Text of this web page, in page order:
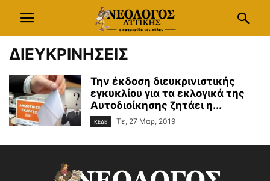
ΔΙΕΥΚΡΙΝΗΣΕΙΣ
Την έκδοση διευκρινιστικής
εγκυκλίου για τα εκλογικά της
Αυτοδιοίκησης ζητάει η...
ΚΕΔΕ Τε, 27 Μαρ, 2019